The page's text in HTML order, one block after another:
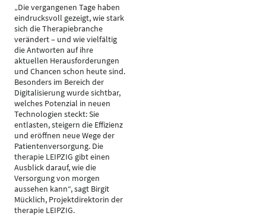
„Die vergangenen Tage haben
eindrucksvoll gezeigt, wie stark
sich die Therapiebranche
verändert – und wie vielfältig
die Antworten auf ihre
aktuellen Herausforderungen
und Chancen schon heute sind.
Besonders im Bereich der
Digitalisierung wurde sichtbar,
welches Potenzial in neuen
Technologien steckt: Sie
entlasten, steigern die Effizienz
und eröffnen neue Wege der
Patientenversorgung. Die
therapie LEIPZIG gibt einen
Ausblick darauf, wie die
Versorgung von morgen
aussehen kann“, sagt Birgit
Mücklich, Projektdirektorin der
therapie LEIPZIG.